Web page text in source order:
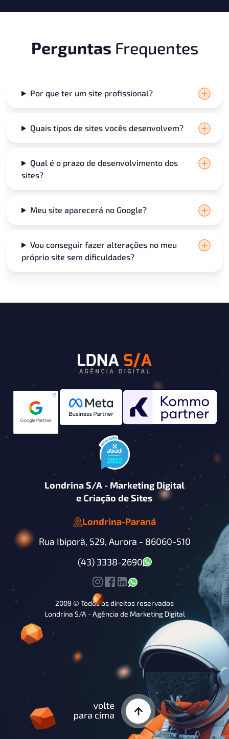
Perguntas Frequentes
Por que ter um site profissional?
Quais tipos de sites vocês desenvolvem?
Qual é o prazo de desenvolvimento dos
sites?
Meu site aparecerá no Google?​
Vou conseguir fazer alterações no meu
próprio site sem dificuldades?
Londrina S/A - Marketing Digital
e Criação de Sites
Londrina-Paraná
Rua Ibiporã, 529, Aurora - 86060-510
(43) 3338-2690
2009 © Todos os direitos reservados
Londrina S/A - Agência de Marketing Digital